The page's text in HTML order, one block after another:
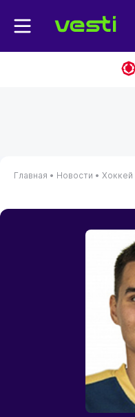
Главная • Новости • Хоккей